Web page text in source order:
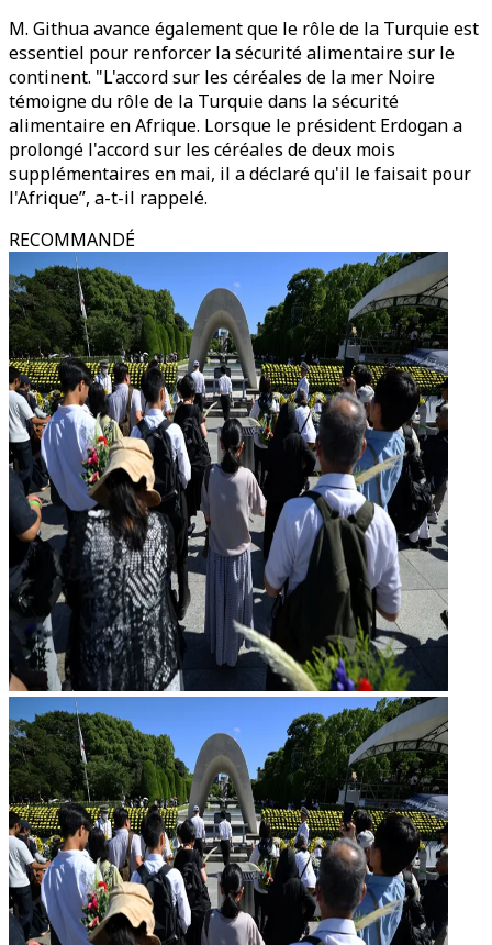
M. Githua avance également que le rôle de la Turquie est
essentiel pour renforcer la sécurité alimentaire sur le
continent. "L'accord sur les céréales de la mer Noire
témoigne du rôle de la Turquie dans la sécurité
alimentaire en Afrique. Lorsque le président Erdogan a
prolongé l'accord sur les céréales de deux mois
supplémentaires en mai, il a déclaré qu'il le faisait pour
l'Afrique”, a-t-il rappelé.
RECOMMANDÉ